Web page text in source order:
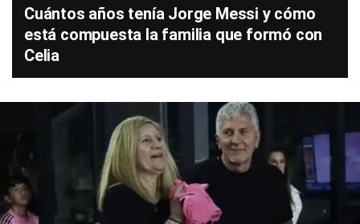
Cuántos años tenía Jorge Messi y cómo
está compuesta la familia que formó con
Celia